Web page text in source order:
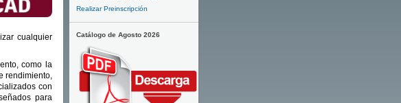
cualquier
como la
rendimiento,
con
para
Realizar Preinscripción
Catálogo de Agosto 2026